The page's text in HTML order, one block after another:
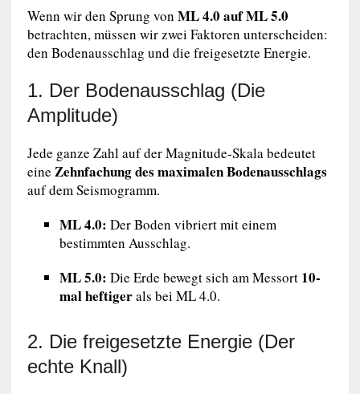
Wenn wir den Sprung von ML 4.0 auf ML 5.0
betrachten, müssen wir zwei Faktoren unterscheiden:
den Bodenausschlag und die freigesetzte Energie.
1. Der Bodenausschlag (Die
Amplitude)
Jede ganze Zahl auf der Magnitude-Skala bedeutet
eine Zehnfachung des maximalen Bodenausschlags
auf dem Seismogramm.
ML 4.0: Der Boden vibriert mit einem
bestimmten Ausschlag.
ML 5.0: Die Erde bewegt sich am Messort 10-
mal heftigerals bei ML 4.0.
2. Die freigesetzte Energie (Der
echte Knall)